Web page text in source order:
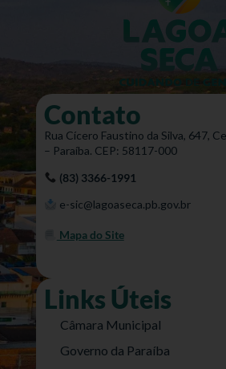
Contato
Rua Cícero Faustino da Silva, 647,
– Paraíba. CEP: 58117-000
(83) 3366-1991
e-sic@lagoaseca.pb.gov.br
Mapa do Site
Links Úteis
Câmara Municipal
Governo da Paraíba